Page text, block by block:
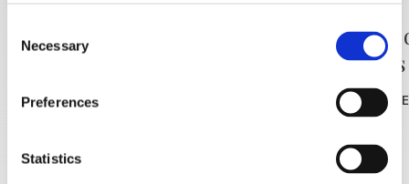
Selection
Necessary
Preferences
Statistics
Récréation matinale –
gratuite
READ MORE
Atelier
Adultes
READ MORE